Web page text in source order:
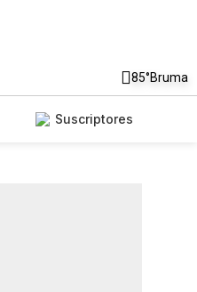
85°Bruma
Suscriptores